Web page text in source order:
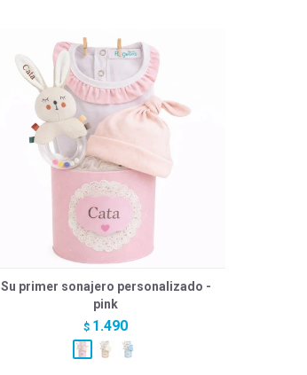
Su primer sonajero personalizado -
pink
$ 1.490